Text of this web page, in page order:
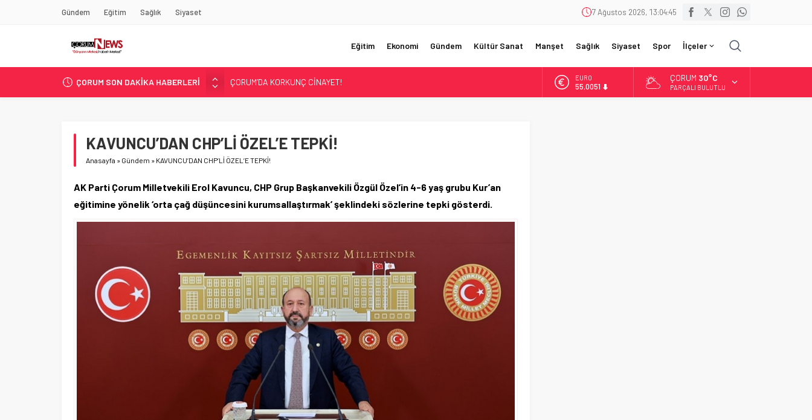
Gündem Eğitim Sağlık Siyaset 7 Ağustos 2026, 13:04:47
Eğitim Ekonomi Gündem Kültür Sanat Manşet Sağlık Siyaset Spor İlçeler
ÇORUM SON DAKİKA HABERLERİ
ASLAN, CUMHURBAŞKANI BAŞDANIŞMANI OLDU
SIR PERDESİ ÇÖZÜLDÜ!
ÇATIDAN DÜŞTÜ!
ÇORUM’DA KORKUNÇ CİNAYET!
EURO
55,0051
ÇORUM 30°C
PARÇALI BULUTLU
KAVUNCU’DAN CHP’Lİ ÖZEL’E TEPKİ!
Anasayfa » Gündem » KAVUNCU’DAN CHP’Lİ ÖZEL’E TEPKİ!
AK Parti Çorum Milletvekili Erol Kavuncu, CHP Grup Başkanvekili Özgül Özel’in 4-6 yaş grubu Kur’an
eğitimine yönelik ‘orta çağ düşüncesini kurumsallaştırmak’ şeklindeki sözlerine tepki gösterdi.